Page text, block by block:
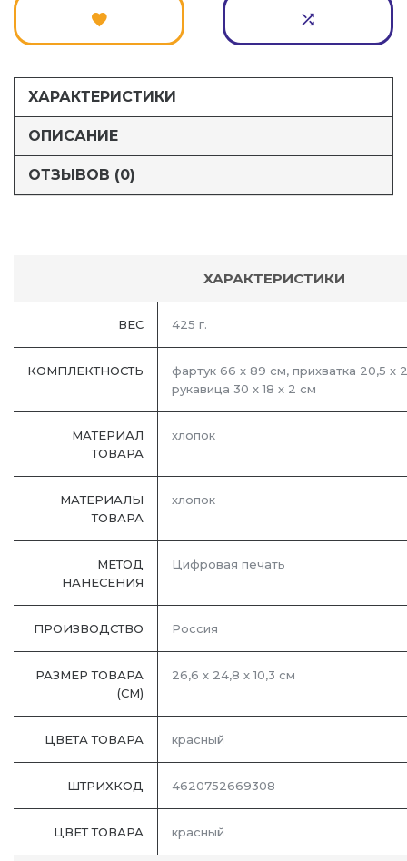
ХАРАКТЕРИСТИКИ
ОПИСАНИЕ
ОТЗЫВОВ (0)
ХАРАКТЕРИСТИКИ
ВЕС 425 г.
КОМПЛЕКТНОСТЬ
фартук 66 х 89 см, прихватка 20,5 х
рукавица 30 х 18 х 2 см
МАТЕРИАЛ
ТОВАРА
хлопок
МАТЕРИАЛЫ
ТОВАРА
хлопок
МЕТОД
НАНЕСЕНИЯ
Цифровая печать
ПРОИЗВОДСТВО Россия
РАЗМЕР ТОВАРА
(СМ)
26,6 х 24,8 х 10,3 см
ЦВЕТА ТОВАРА красный
ШТРИХКОД 4620752669308
ЦВЕТ ТОВАРА красный